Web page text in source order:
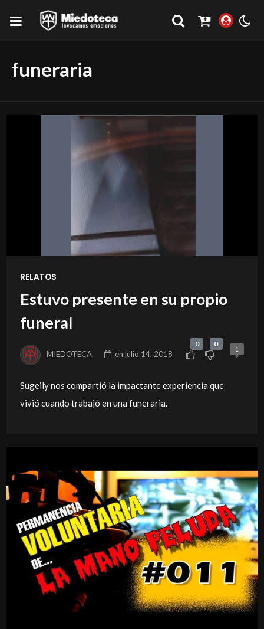
funeraria
RELATOS
Estuvo presente en su propio
funeral
MIEDOTECA enjulio 14, 2018
0 0
1
Sugeily nos compartió la impactante experiencia que
vivió cuando trabajó en una funeraria.